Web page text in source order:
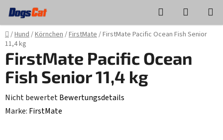
Zum
Inhalt
springen
Suchen
Startseite
/Hund/Körnchen/FirstMate/FirstMate Pacific Ocean Fish Senior
11,4 kg
FirstMate Pacific Ocean
Fish Senior 11,4 kg
Die
durchschnittliche
Nicht bewertetBewertungsdetails
Marke: FirstMate